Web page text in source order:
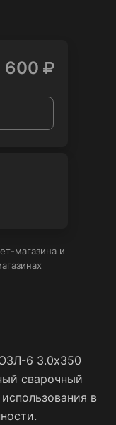
600
магазина и
6 3.0x350
сварочный
в